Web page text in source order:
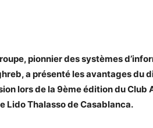
pionnier des systèmes
a présentéles avantages du
lors de la 9ème édition du Club
Lido Thalasso de Casablanca.